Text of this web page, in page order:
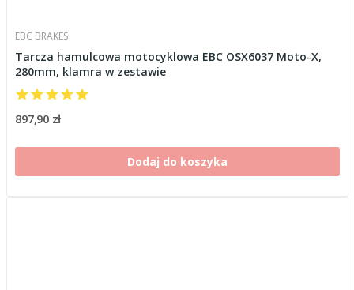
EBC BRAKES
Tarcza hamulcowa motocyklowa EBC OSX6037 Moto-X,
280mm, klamra w zestawie
897,90 zł
Dodaj do koszyka